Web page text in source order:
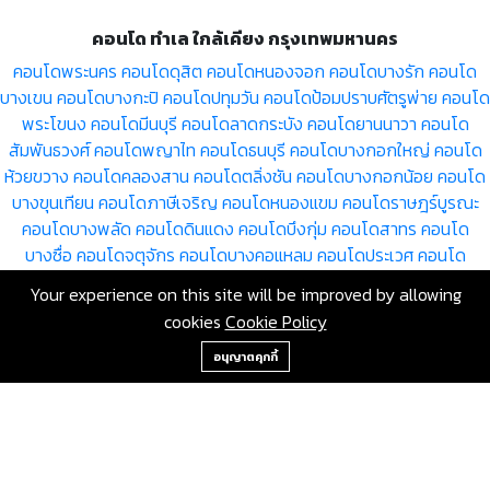
คอนโด ทำเล ใกล้เคียง กรุงเทพมหานคร
คอนโดพระนคร คอนโดดุสิต คอนโดหนองจอก คอนโดบางรัก คอนโด
บางเขน คอนโดบางกะปิ คอนโดปทุมวัน คอนโดป้อมปราบศัตรูพ่าย คอนโด
พระโขนง คอนโดมีนบุรี คอนโดลาดกระบัง คอนโดยานนาวา คอนโด
สัมพันธวงศ์คอนโดพญาไท คอนโดธนบุรี คอนโดบางกอกใหญ่ คอนโด
ห้วยขวาง คอนโดคลองสาน คอนโดตลิ่งชัน คอนโดบางกอกน้อย คอนโด
บางขุนเทียน คอนโดภาษีเจริญ คอนโดหนองแขม คอนโดราษฎร์บูรณะ
คอนโดบางพลัด คอนโดดินแดง คอนโดบึงกุ่ม คอนโดสาทร คอนโด
บางซื่อ คอนโดจตุจักร คอนโดบางคอแหลม คอนโดประเวศคอนโด
ราชเทวี คอนโดลาดพร้าวคอนโดวัฒนา คอนโดบางแคคอนโดหลักสี่
คอนโดคันนายาวคอนโดสะพานสูง
คอนโดบางนาคอนโดทวีวัฒนา
บางบอน
+66-2-840-2224, 081-638-9190
Your experience on this site will be improved by allowing
cookies Cookie Policy
อนุญาตคุกกี้